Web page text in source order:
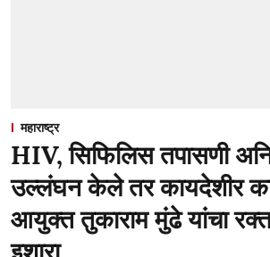
महाराष्ट्र
HIV, सिफिलिस तपासणी
उल्लंघन केले तर कायदेशीर
आयुक्त तुकाराम मुंढे यांचा